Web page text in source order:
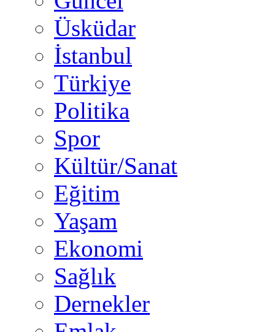
Üsküdar
İstanbul
Türkiye
Politika
Spor
Kültür/Sanat
Eğitim
Yaşam
Ekonomi
Sağlık
Dernekler